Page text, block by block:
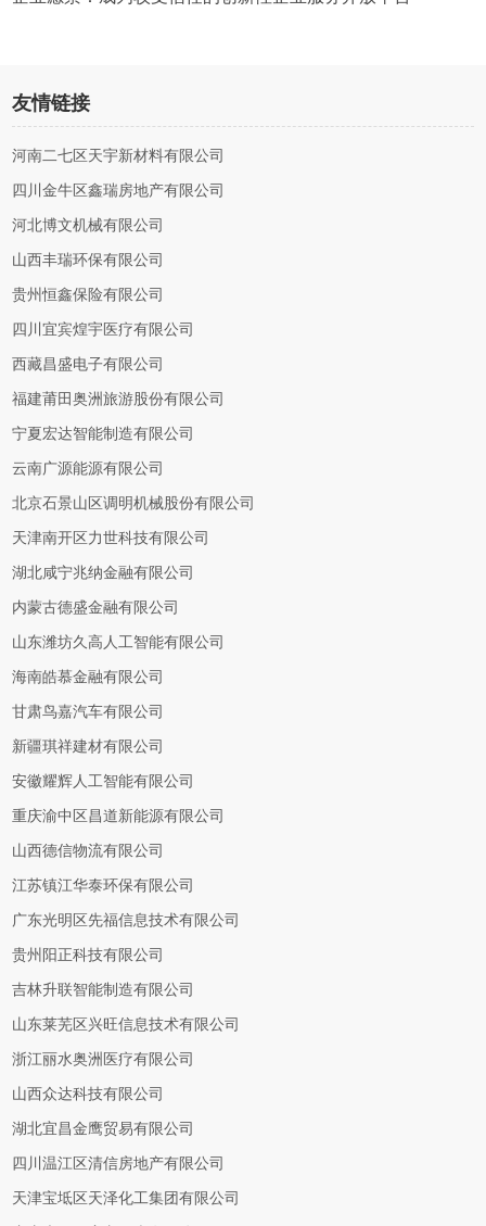
友情链接
河南二七区天宇新材料有限公司
四川金牛区鑫瑞房地产有限公司
河北博文机械有限公司
山西丰瑞环保有限公司
贵州恒鑫保险有限公司
四川宜宾煌宇医疗有限公司
西藏昌盛电子有限公司
福建莆田奥洲旅游股份有限公司
宁夏宏达智能制造有限公司
云南广源能源有限公司
北京石景山区调明机械股份有限公司
天津南开区力世科技有限公司
湖北咸宁兆纳金融有限公司
内蒙古德盛金融有限公司
山东潍坊久高人工智能有限公司
海南皓慕金融有限公司
甘肃鸟嘉汽车有限公司
新疆琪祥建材有限公司
安徽耀辉人工智能有限公司
重庆渝中区昌道新能源有限公司
山西德信物流有限公司
江苏镇江华泰环保有限公司
广东光明区先福信息技术有限公司
贵州阳正科技有限公司
吉林升联智能制造有限公司
山东莱芜区兴旺信息技术有限公司
浙江丽水奥洲医疗有限公司
山西众达科技有限公司
湖北宜昌金鹰贸易有限公司
四川温江区清信房地产有限公司
天津宝坻区天泽化工集团有限公司